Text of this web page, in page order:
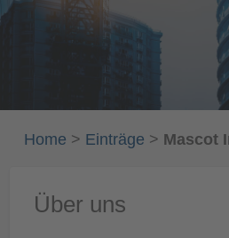
Home > Einträge > Mascot
Über uns